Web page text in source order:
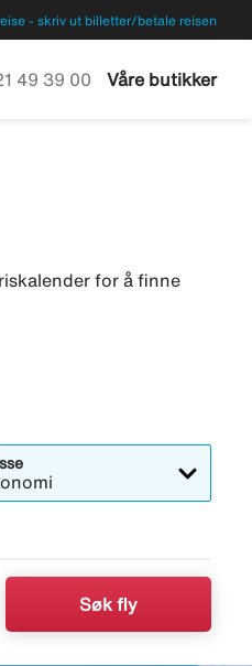
- skriv ut billetter/betale reisen
oss på
49 39 00 Våre butikker
for å finne
Søk fly